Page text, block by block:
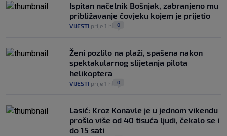
Ispitan načelnik Bošnjak, zabranjeno mu
približavanje čovjeku kojem je prijetio
VIJESTI prije 1 h 0
Ženi pozlilo na plaži, spašena nakon
spektakularnog slijetanja pilota
helikoptera
VIJESTI prije 1 h 0
Lasić: Kroz Konavle je u jednom vikendu
prošlo više od 40 tisuća ljudi, čekalo se i
do 15 sati